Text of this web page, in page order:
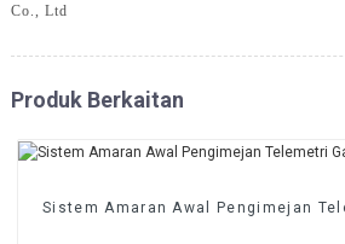
Co., Ltd
Produk Berkaitan
Sistem Amaran Awal Pengimejan